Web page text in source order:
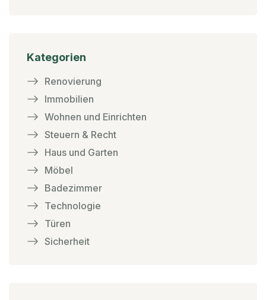
Kategorien
Renovierung
Immobilien
Wohnen und Einrichten
Steuern & Recht
Haus und Garten
Möbel
Badezimmer
Technologie
Türen
Sicherheit